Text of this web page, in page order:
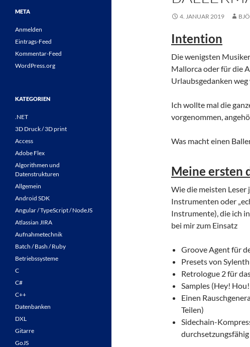
4. JANUAR 2019
Intention
Die wenigsten
Mallorca oder für die
Urlaubsgedanken
Ich wollte mal die
vorgenommen,
Was macht einen
Meine ersten
Wie die meisten
Instrumenten oder
Instrumente), die ich
bei mir zum Einsatz
Groove Agent für
Presets von
Retrologue 2 für
Samples (Hey!
Einen
Teilen)
Sidechain-
META
Anmelden
Eintrags-Feed
Kommentar-Feed
WordPress.org
KATEGORIEN
.NET
3D Druck / 3D print
Access
Adobe Flex
Algorithmen und
Datenstrukturen
Allgemein
Android SDK
Angular / TypeScript / NodeJS
Atlassian JIRA
Aufnahmetechnik
Batch / Bash / Ruby
Betriebssysteme
C
C#
C++
Datenbanken
DXL
Gitarre
GoJS